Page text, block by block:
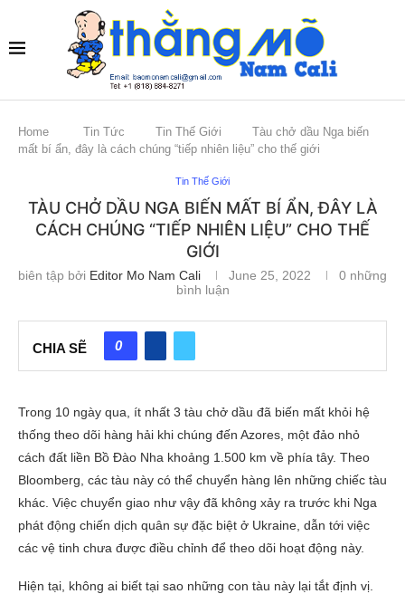
Home Tin Tức Tin Thế Giới
Tàu chở dầu Nga biến
mất bí ẩn, đây là cách chúng “tiếp nhiên liệu” cho thế giới
Tin Thế Giới
TÀU CHỞ DẦU NGA BIẾN MẤT BÍ ẨN, ĐÂY LÀ
CÁCH CHÚNG “TIẾP NHIÊN LIỆU” CHO THẾ
GIỚI
biên tập bởi Editor Mo Nam Cali June 25, 2022
0 những
bình luận
CHIA SẼ 0
Trong 10 ngày qua, ít nhất 3 tàu chở dầu đã biến mất khỏi hệ
thống theo dõi hàng hải khi chúng đến Azores, một đảo nhỏ
cách đất liền Bồ Đào Nha khoảng 1.500 km về phía tây. Theo
Bloomberg, các tàu này có thể chuyển hàng lên những chiếc tàu
khác. Việc chuyển giao như vậy đã không xảy ra trước khi Nga
phát động chiến dịch quân sự đặc biệt ở Ukraine, dẫn tới việc
các vệ tinh chưa được điều chỉnh để theo dõi hoạt động này.
Hiện tại, không ai biết tại sao những con tàu này lại tắt định vị.